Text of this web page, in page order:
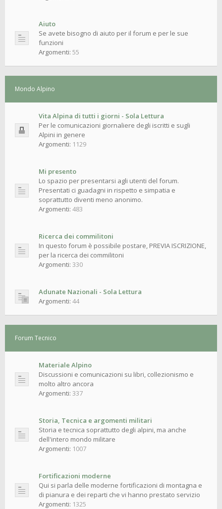
Aiuto
Se avete bisogno di aiuto per il forum e per le sue
funzioni
Argomenti: 55
Mondo Alpino
Vita Alpina di tutti i giorni - Sola Lettura
Per le comunicazioni giornaliere degli iscritti e sugli
Alpini in genere
Argomenti: 1129
Mi presento
Lo spazio per presentarsi agli utenti del forum.
Presentati ci guadagni in rispetto e simpatia e
soprattutto diventi meno anonimo.
Argomenti: 483
Ricerca dei commilitoni
In questo forum è possibile postare, PREVIA ISCRIZIONE,
per la ricerca dei commilitoni
Argomenti: 330
Adunate Nazionali - Sola Lettura
Argomenti: 44
Forum Tecnico
Materiale Alpino
Discussioni e comunicazioni su libri, collezionismo e
molto altro ancora
Argomenti: 337
Storia, Tecnica e argomenti militari
Storia e tecnica soprattutto degli alpini, ma anche
dell'intero mondo militare
Argomenti: 1007
Fortificazioni moderne
Qui si parla delle moderne fortificazioni di montagna e
di pianura e dei reparti che vi hanno prestato servizio
Argomenti: 1325